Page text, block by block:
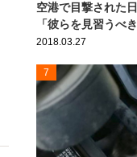
空港で目撃された
「彼らを見習うべき
2018.03.27
7